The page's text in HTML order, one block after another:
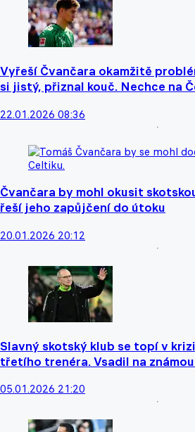
Vyřeší Čvančara okamžitě
si jistý, přiznal kouč. Nechce na
22.01.2026 08:36
Čvančara by mohl okusit
řeší jeho zapůjčení do útoku
20.01.2026 20:12
Slavný skotský klub se topí v
třetího trenéra. Vsadil na
05.01.2026 21:20